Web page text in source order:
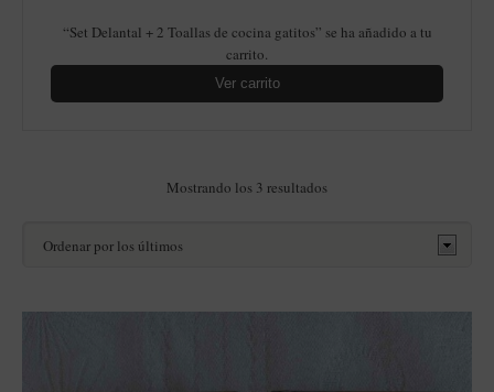
“Set Delantal + 2 Toallas de cocina gatitos” se ha añadido a tu
carrito.
Ver carrito
Mostrando los 3 resultadosOrdenado